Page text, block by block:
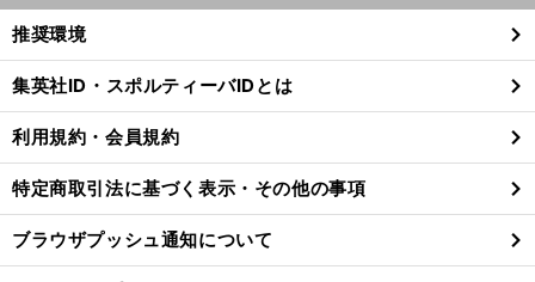
閉
る
推奨環境
集英社ID・スポルティーバIDとは
利用規約・会員規約
特定商取引法に基づく表示・その他の事項
ブラウザプッシュ通知について